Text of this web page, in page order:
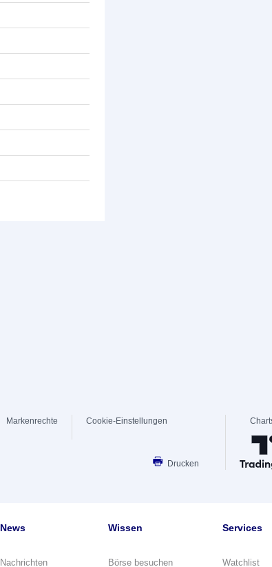
Markenrechte Cookie-Einstellungen
Drucken
News
Nachrichten
Wissen
Börse besuchen
Services
Watchlist